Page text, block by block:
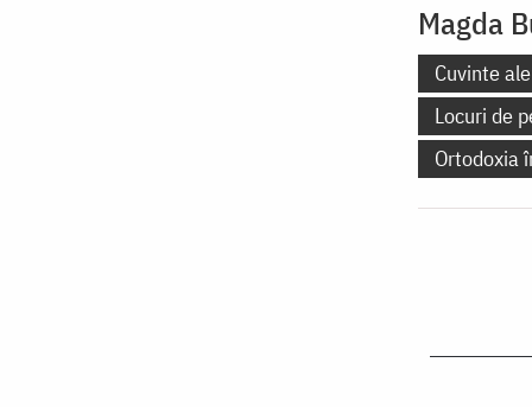
Magda
Cuvinte
Locuri de
Ortodoxia